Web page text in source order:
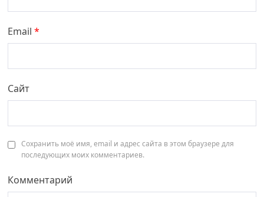
Email*
Сайт
Сохранить моё имя, email и адрес сайта в этом браузере для
последующих моих комментариев.
Комментарий